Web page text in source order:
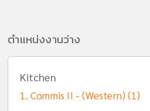
ตำแหน่งงานว่าง
Kitchen
Commis II - (Western) (1)